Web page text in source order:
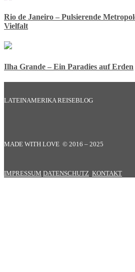
Rio de Janeiro – Pulsierende
Vielfalt
Ilha Grande – Ein Paradies auf Erden
LATEINAMERIKA REISEBLOG
MADE WITH LOVE © 2016 – 2025
IMPRESSUM DATENSCHUTZ KONTAKT